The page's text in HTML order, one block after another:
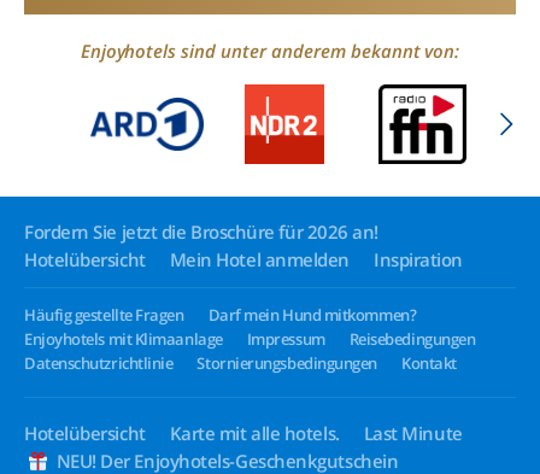
Enjoyhotels sind unter anderem bekannt von:
Fordern Sie jetzt die Broschüre für 2026 an!
Hotelübersicht
Mein Hotel anmelden Inspiration
Häufig gestellte Fragen
Darf mein Hund mitkommen?
Enjoyhotels mit Klimaanlage
Impressum
Reisebedingungen
Datenschutzrichtlinie
Stornierungsbedingungen Kontakt
Hotelübersicht Karte mit alle hotels.
Last Minute
NEU! Der Enjoyhotels-Geschenkgutschein